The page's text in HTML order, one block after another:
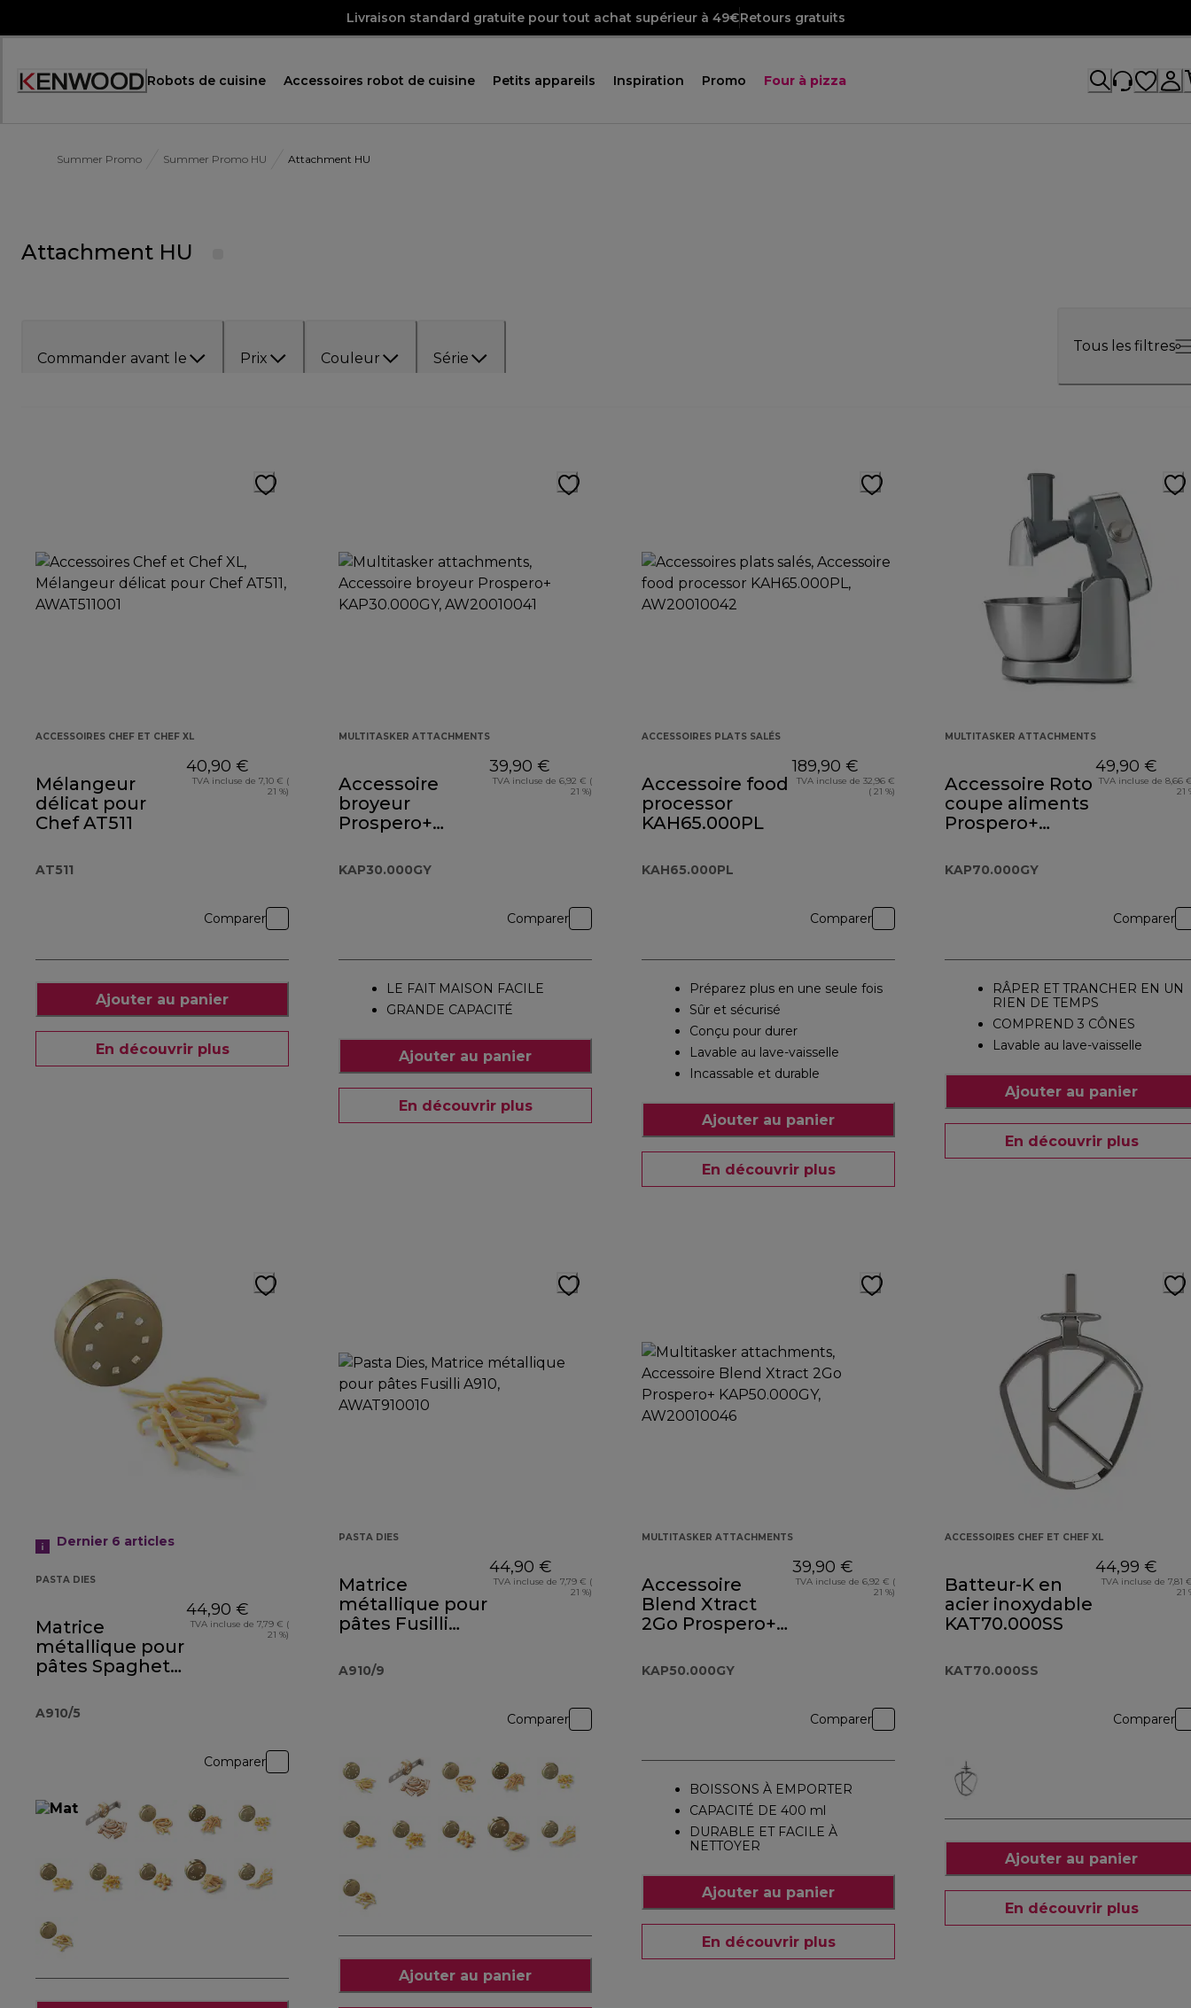
Livraison standard gratuite pour tout achat supérieur à 49€Retours gratuits
Accessibility
Robots de cuisine Accessoires robot de cuisine Petits appareils Inspiration Promo Four à pizza
Summer Promo Summer Promo HU Attachment HU
Attachment HU
Commander avant le Prix Couleur Série
Tous les filtres
ACCESSOIRES CHEF ET CHEF XL
Mélangeur
délicat pour
Chef AT511
AT511
40,90 €
TVA incluse de 7,10 € (
21 %)
Comparer
Ajouter au panier
En découvrir plus
MULTITASKER ATTACHMENTS
Accessoire
broyeur
Prospero+
KAP30.000GY
39,90 €
TVA incluse de 6,92 € (
21 %)
Comparer
LE FAIT MAISON FACILE
GRANDE CAPACITÉ
Ajouter au panier
En découvrir plus
ACCESSOIRES PLATS SALÉS
Accessoire food
processor
KAH65.000PL
KAH65.000PL
189,90 €
TVA incluse de 32,96 €
( 21 %)
Comparer
Préparez plus en une seule fois
Sûr et sécurisé
Conçu pour durer
Lavable au lave-vaisselle
Incassable et durable
Ajouter au panier
En découvrir plus
MULTITASKER ATTACHMENTS
Accessoire Roto
coupe aliments
Prospero+
KAP70.000GY
49,90 €
TVA incluse de 8,66
21
Comparer
RÂPER ET TRANCHER EN UN
RIEN DE TEMPS
COMPREND 3 CÔNES
Lavable au lave-vaisselle
Ajouter au panier
En découvrir plus
Dernier 6 articles
PASTA DIES
Matrice
métallique pour
pâtes Spaghetti
A910/5
44,90 €
TVA incluse de 7,79 € (
21 %)
Comparer
PASTA DIES
Matrice
métallique pour
pâtes Fusilli
A910/9
44,90 €
TVA incluse de 7,79 € (
21 %)
Comparer
Ajouter au panier
MULTITASKER ATTACHMENTS
Accessoire
Blend Xtract
2Go Prospero+
KAP50.000GY
39,90 €
TVA incluse de 6,92 € (
21 %)
Comparer
BOISSONS À EMPORTER
CAPACITÉ DE 400 ml
DURABLE ET FACILE À
NETTOYER
Ajouter au panier
En découvrir plus
ACCESSOIRES CHEF ET CHEF XL
Batteur-K en
acier inoxydable
KAT70.000SS
KAT70.000SS
44,99 €
TVA incluse de 7,81
21
Comparer
Ajouter au panier
En découvrir plus